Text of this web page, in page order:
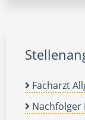
Facharzt
Nachfolger